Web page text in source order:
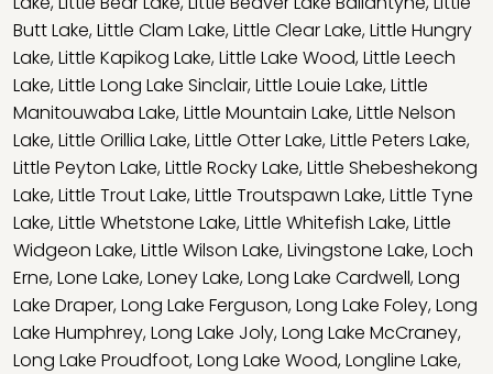
Butt Lake,Little Clam Lake,Little Clear Lake,Little Hungry
Lake,Little Kapikog Lake,Little Lake Wood,Little Leech
Lake,Little Long Lake Sinclair,Little Louie Lake,Little
Manitouwaba Lake,Little Mountain Lake,Little Nelson
Lake,Little Orillia Lake,Little Otter Lake,Little Peters Lake,
Little Peyton Lake,Little Rocky Lake,Little Shebeshekong
Lake,Little Trout Lake,Little Troutspawn Lake,Little Tyne
Lake,Little Whetstone Lake,Little Whitefish Lake,Little
Widgeon Lake,Little Wilson Lake,Livingstone Lake,Loch
Erne,Lone Lake,Loney Lake,Long Lake Cardwell,Long
Lake Draper,Long Lake Ferguson,Long Lake Foley,Long
Lake Humphrey,Long Lake Joly,Long Lake McCraney,
Long Lake Proudfoot,Long Lake Wood,Longline Lake,